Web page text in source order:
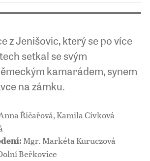
z Jenišovic, který se po více
setkal se svým
kamarádem, synem
na zámku.
Říčařová, Kamila Cívková
Mgr. Markéta Kuruczová
Beřkovice